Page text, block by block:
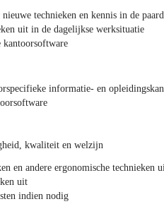
technieken en kennis in de
uit in de dagelijkse werksituatie
kantoorsoftware
informatie- en
kwaliteit en welzijn
en andere ergonomische technieken
uit
indien nodig